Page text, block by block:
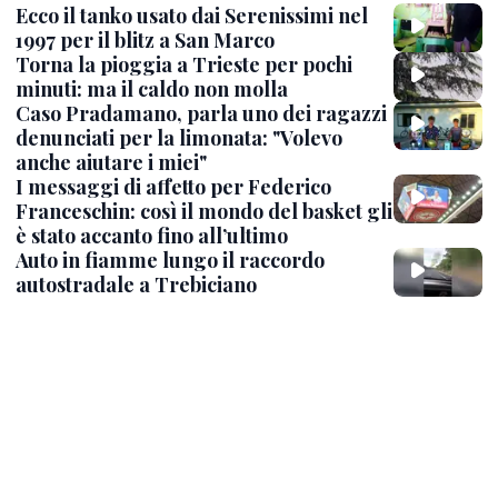
Ecco il tanko usato dai Serenissimi nel
1997 per il blitz a San Marco
Torna la pioggia a Trieste per pochi
minuti: ma il caldo non molla
Caso Pradamano, parla uno dei ragazzi
denunciati per la limonata: "Volevo
anche aiutare i miei"
I messaggi di affetto per Federico
Franceschin: così il mondo del basket gli
è stato accanto fino all’ultimo
Auto in fiamme lungo il raccordo
autostradale a Trebiciano